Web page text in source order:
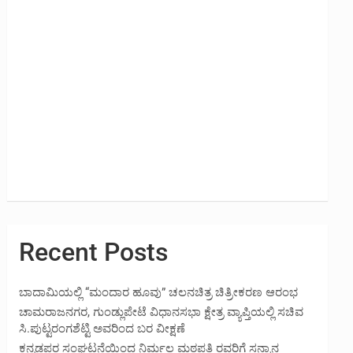
Recent Posts
ಬಾದಾಮಿಯಲ್ಲಿ “ಮಂದಾರ ಹೂವು” ಚಲನಚಿತ್ರ ಚಿತ್ರೀಕರಣ ಆರಂಭ
ಚಾಮರಾಜನಗರ, ಗುಂಡ್ಲುಪೇಟೆ ವಿಧಾನಸಭಾ ಕ್ಷೇತ್ರ ವ್ಯಾಪ್ತಿಯಲ್ಲಿ ಸಚಿವ
ಸಿ.ಪುಟ್ಟರಂಗಶೆಟ್ಟಿ ಅವರಿಂದ ಬರ ವೀಕ್ಷಣೆ
ಕನ್ನಡಪರ ಸಂಘಟನೆಯಿಂದ ನಿರ್ಮಲ ಮಠಪತಿ ರವರಿಗೆ ಸನ್ಮಾನ